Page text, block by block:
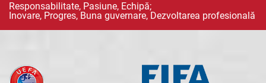
Responsabilitate, Pasiune, Echipă;
Inovare, Progres, Buna guvernare, Dezvoltarea profesională